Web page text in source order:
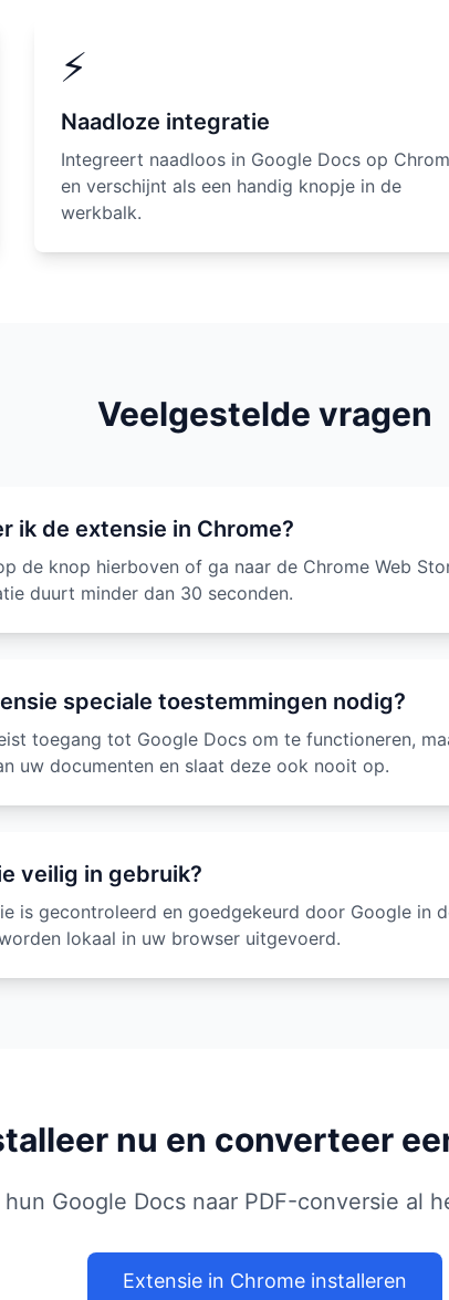
⚡
Naadloze integratie
Integreert naadloos in Google Docs op
en verschijnt als een handig knopje in de
werkbalk.
Veelgestelde vragen
ik de extensie in Chrome?
de knop hierboven of ga naar de Chrome Web
duurt minder dan 30 seconden.
speciale toestemmingen nodig?
toegang tot Google Docs om te functioneren,
uw documenten en slaat deze ook nooit op.
veilig in gebruik?
is gecontroleerd en goedgekeurd door Google in
lokaal in uw browser uitgevoerd.
nu en converteer
Google Docs naar PDF-conversie al
Extensie in Chrome installeren